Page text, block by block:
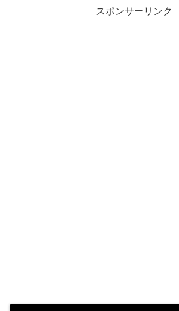
スポンサーリンク